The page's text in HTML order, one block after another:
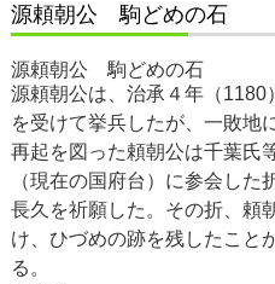
源頼朝公 駒どめの石
源頼朝公 駒どめの石
源頼朝公は、治承４年（1180
を受けて挙兵したが、一敗地
再起を図った頼朝公は千葉氏
（現在の国府台）に参会し
長久を祈願した。その折、頼
け、ひづめの跡を残したこと
る。